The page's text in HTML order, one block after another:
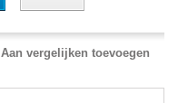
Aan vergelijken toevoegen